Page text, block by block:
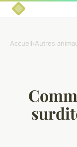
Accueil›Autres